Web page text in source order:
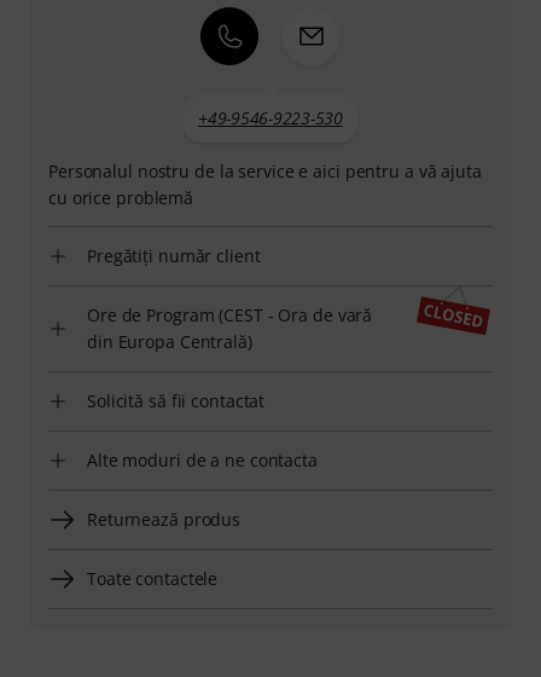
+49-9546-9223-530
Personalul nostru de la service e aici pentru a vă ajuta
cu orice problemă
Pregătiți număr client
Ore de Program (CEST - Ora de vară
din Europa Centrală)
Solicită să fii contactat
Alte moduri de a ne contacta
Returnează produs
Toate contactele